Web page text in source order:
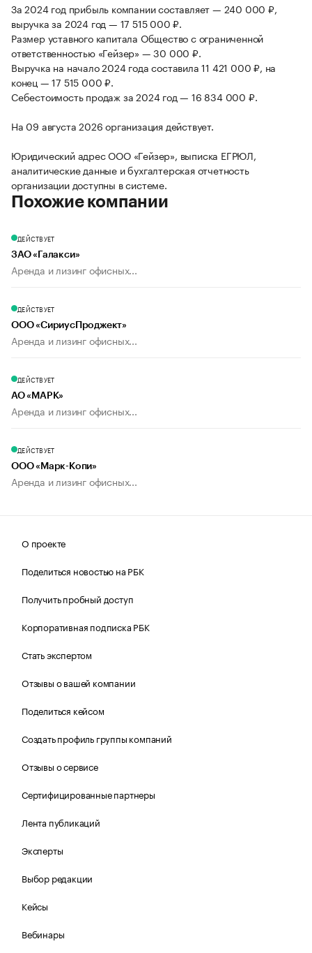
За 2024 год прибыль компании составляет — 240 000 ₽,
выручка за 2024 год — 17 515 000 ₽.
Размер уставного капитала Общество с ограниченной
ответственностью «Гейзер» — 30 000 ₽.
Выручка на начало 2024 года составила 11 421 000 ₽, на
конец — 17 515 000 ₽.
Себестоимость продаж за 2024 год — 16 834 000 ₽.
На 09 августа 2026 организация действует.
Юридический адрес ООО «Гейзер», выписка ЕГРЮЛ,
аналитические данные и бухгалтерская отчетность
организации доступны в системе.
Похожие компании
ДЕЙСТВУЕТ
ЗАО «Галакси»
Аренда и лизинг офисных...
ДЕЙСТВУЕТ
ООО «СириусПроджект»
Аренда и лизинг офисных...
ДЕЙСТВУЕТ
АО «МАРК»
Аренда и лизинг офисных...
ДЕЙСТВУЕТ
ООО «Марк-Копи»
Аренда и лизинг офисных...
О проекте
Поделиться новостью на РБК
Получить пробный доступ
Корпоративная подписка РБК
Стать экспертом
Отзывы о вашей компании
Поделиться кейсом
Создать профиль группы компаний
Отзывы о сервисе
Сертифицированные партнеры
Лента публикаций
Эксперты
Выбор редакции
Кейсы
Вебинары